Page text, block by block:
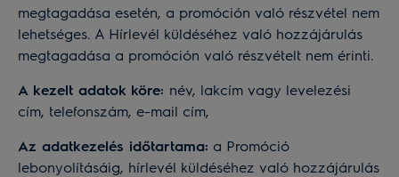
megtagadása esetén, a promóción való részvétel nem
lehetséges. A Hírlevél küldéséhez való hozzájárulás
megtagadása a promóción való részvételt nem érinti.
A kezelt adatok köre: név, lakcím vagy levelezési
cím, telefonszám, e-mail cím,
Az adatkezelés időtartama: a Promóció
lebonyolításáig, hírlevél küldéséhez való hozzájárulás